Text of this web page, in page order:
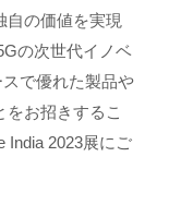
自の価値を実現
の次世代イノベ
で優れた製品や
お招きするこ
India 2023展にご